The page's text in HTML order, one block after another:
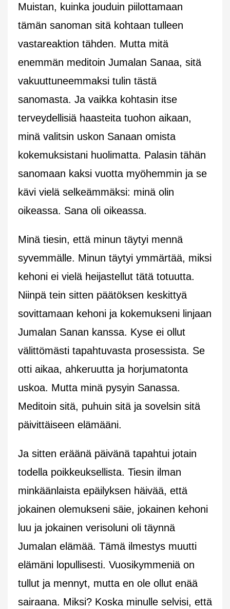
Muistan, kuinka jouduin piilottamaan
tämän sanoman sitä kohtaan tulleen
vastareaktion tähden. Mutta mitä
enemmän meditoin Jumalan Sanaa, sitä
vakuuttuneemmaksi tulin tästä
sanomasta. Ja vaikka kohtasin itse
terveydellisiä haasteita tuohon aikaan,
minä valitsin uskon Sanaan omista
kokemuksistani huolimatta. Palasin tähän
sanomaan kaksi vuotta myöhemmin ja se
kävi vielä selkeämmäksi: minä olin
oikeassa. Sana oli oikeassa.
Minä tiesin, että minun täytyi mennä
syvemmälle. Minun täytyi ymmärtää, miksi
kehoni ei vielä heijastellut tätä totuutta.
Niinpä tein sitten päätöksen keskittyä
sovittamaan kehoni ja kokemukseni linjaan
Jumalan Sanan kanssa. Kyse ei ollut
välittömästi tapahtuvasta prosessista. Se
otti aikaa, ahkeruutta ja horjumatonta
uskoa. Mutta minä pysyin Sanassa.
Meditoin sitä, puhuin sitä ja sovelsin sitä
päivittäiseen elämääni.
Ja sitten eräänä päivänä tapahtui jotain
todella poikkeuksellista. Tiesin ilman
minkäänlaista epäilyksen häivää, että
jokainen olemukseni säie, jokainen kehoni
luu ja jokainen verisoluni oli täynnä
Jumalan elämää. Tämä ilmestys muutti
elämäni lopullisesti. Vuosikymmeniä on
tullut ja mennyt, mutta en ole ollut enää
sairaana. Miksi? Koska minulle selvisi, että